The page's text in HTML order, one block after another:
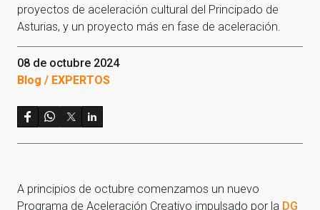
proyectos de aceleración cultural del Principado de
Asturias, y un proyecto más en fase de aceleración.
08 de octubre 2024
Blog / EXPERTOS
A principios de octubre comenzamos un nuevo
Programa de Aceleración Creativo impulsado por la DG